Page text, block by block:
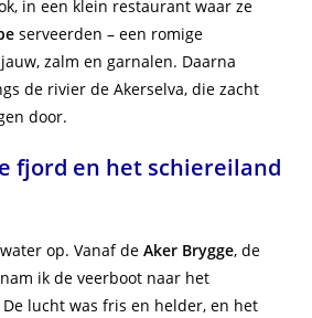
in een klein restaurant waar ze
serveerden – een romige
zalm en garnalen. Daarna
de rivier de Akerselva, die zacht
door.
fjord en het schiereiland
op. Vanaf deAker Brygge, de
ik de veerboot naar het
De lucht was fris en helder, en het